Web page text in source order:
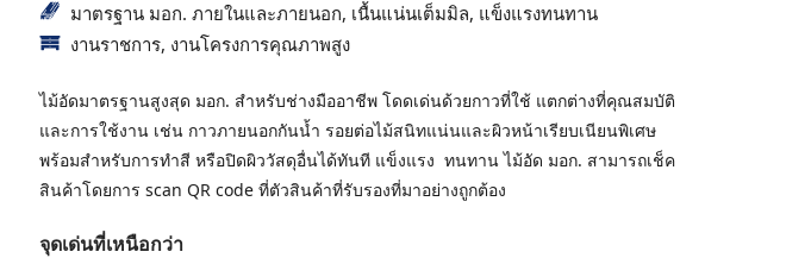
มาตรฐาน มอก. ภายในและภายนอก, เนื้นแน่นเต็มมิล, แข็งแรงทนทาน
งานราชการ, งานโครงการคุณภาพสูง
ไม้อัดมาตรฐานสูงสุด มอก. สำหรับช่างมืออาชีพ โดดเด่นด้วยกาวที่ใช้ แตกต่างที่คุณสมบัติ
และการใช้งาน เช่น กาวภายนอกกันน้ำ รอยต่อไม้สนิทแน่นและผิวหน้าเรียบเนียนพิเศษ
พร้อมสำหรับการทำสี หรือปิดผิววัสดุอื่นได้ทันที แข็งแรง ทนทาน ไม้อัด มอก. สามารถเช็ค
สินค้าโดยการ scan QR code ที่ตัวสินค้าที่รับรองที่มาอย่างถูกต้อง
จุดเด่นที่เหนือกว่า